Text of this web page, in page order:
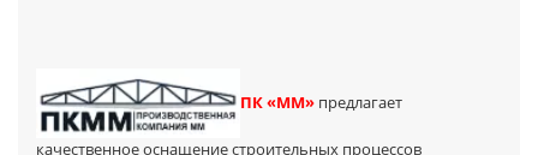
ПК «ММ» предлагает
качественное оснащение строительных процессов